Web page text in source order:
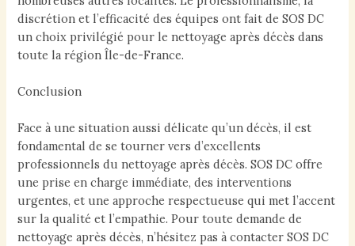
discrétion et l’efficacité des équipes ont fait de SOS DC
un choix privilégié pour le nettoyage après décès dans
toute la région Île-de-France.
Conclusion
Face à une situation aussi délicate qu’un décès, il est
fondamental de se tourner vers d’excellents
professionnels du nettoyage après décès. SOS DC offre
une prise en charge immédiate, des interventions
urgentes, et une approche respectueuse qui met l’accent
sur la qualité et l’empathie. Pour toute demande de
nettoyage après décès, n’hésitez pas à contacter SOS DC